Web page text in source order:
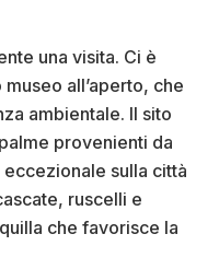
una visita. Ci è
all’aperto, che
ambientale. Il sito
provenienti da
sulla città
ruscelli e
che favorisce la